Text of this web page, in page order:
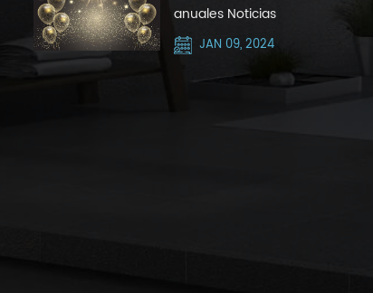
anuales Noticias
JAN 09, 2024